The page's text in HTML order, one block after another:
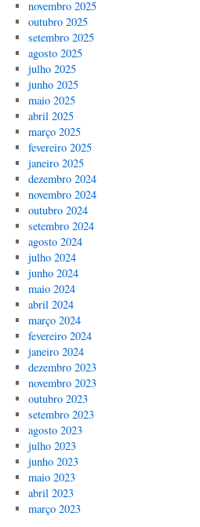
novembro 2025
outubro 2025
setembro 2025
agosto 2025
julho 2025
junho 2025
maio 2025
abril 2025
março 2025
fevereiro 2025
janeiro 2025
dezembro 2024
novembro 2024
outubro 2024
setembro 2024
agosto 2024
julho 2024
junho 2024
maio 2024
abril 2024
março 2024
fevereiro 2024
janeiro 2024
dezembro 2023
novembro 2023
outubro 2023
setembro 2023
agosto 2023
julho 2023
junho 2023
maio 2023
abril 2023
março 2023